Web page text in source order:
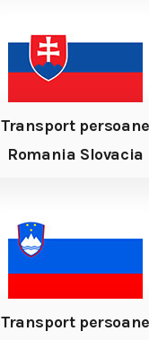
Transport persoane
Romania Slovacia
Transport persoane